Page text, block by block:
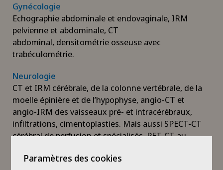
Gynécologie
Echographie abdominale et endovaginale, IRM
pelvienne et abdominale, CT
abdominal, densitométrie osseuse avec
trabéculométrie.
Neurologie
CT et IRM cérébrale, de la colonne vertébrale, de la
moelle épinière et de l’hypophyse, angio-CT et
angio-IRM des vaisseaux pré- et intracérébraux,
infiltrations, cimentoplasties. Mais aussi SPECT-CT
cérébral de perfusion et spécialisés, PET-CT au
spécifique pour la maladie d’Alzheimer.
Paramètres des cookies